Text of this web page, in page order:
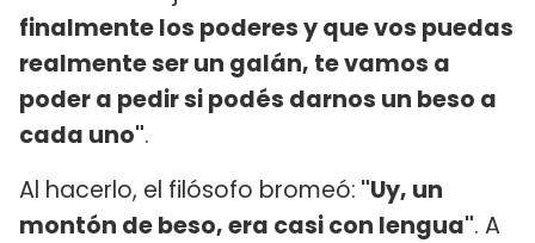
finalmente los poderes y que vos puedas
realmente ser un galán, te vamos a
poder a pedir si podés darnos un beso a
cada uno".
Al hacerlo, el filósofo bromeó: "Uy, un
montón de beso, era casi con lengua". A